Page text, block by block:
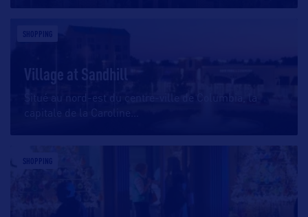
SHOPPING
Village at Sandhill
Situé au nord-est du centre-ville de Columbia, la
capitale de la Caroline
SHOPPING